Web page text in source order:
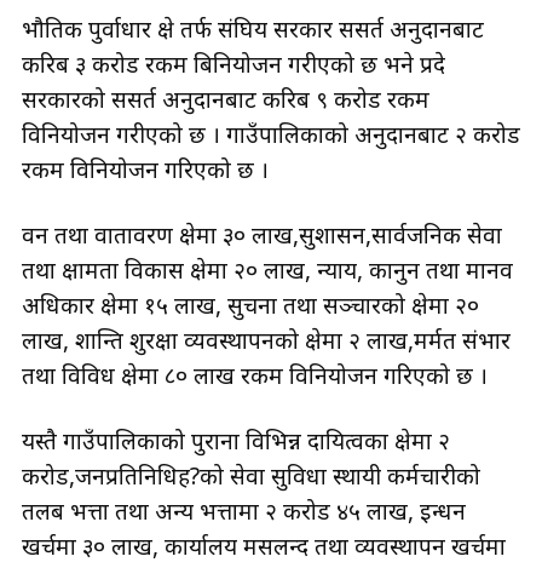
भौतिक पुर्वाधार क्षेत्र तर्फ संघिय सरकार ससर्त अनुदानबाट
करिब ३ करोड रकम बिनियोजन गरीएको छ भने प्रदे
सरकारको ससर्त अनुदानबाट करिब ९ करोड रकम
विनियोजन गरीएको छ । गाउँपालिकाको अनुदानबाट २ करोड
रकम विनियोजन गरिएको छ ।
वन तथा वातावरण क्षेत्रमा ३० लाख,सुशासन,सार्वजनिक सेवा
तथा क्षामता विकास क्षेत्रमा २० लाख, न्याय, कानुन तथा मानव
अधिकार क्षेत्रमा १५ लाख, सुचना तथा सञ्चारको क्षेत्रमा २०
लाख, शान्ति शुरक्षा व्यवस्थापनको क्षेत्रमा २ लाख,मर्मत संभार
तथा विविध क्षेत्रमा ८० लाख रकम विनियोजन गरिएको छ ।
यस्तै गाउँपालिकाको पुराना विभिन्न दायित्वका क्षेत्रमा २
करोड,जनप्रतिनिधिह?को सेवा सुविधा स्थायी कर्मचारीको
तलब भत्ता तथा अन्य भत्तामा २ करोड ४५ लाख, इन्धन
खर्चमा ३० लाख, कार्यालय मसलन्द तथा व्यवस्थापन खर्चमा